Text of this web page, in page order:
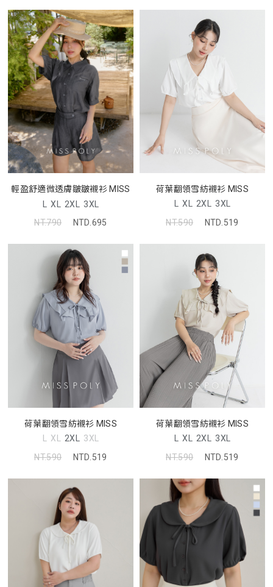
輕盈舒適微透膚皺皺襯衫 MISS
L XL 2XL 3XL
NT.790
NTD.695
荷葉翻領雪紡襯衫 MISS
L XL 2XL 3XL
NT.590
NTD.519
荷葉翻領雪紡襯衫 MISS
L XL 2XL 3XL
NT.590
NTD.519
荷葉翻領雪紡襯衫 MISS
L XL 2XL 3XL
NT.590
NTD.519